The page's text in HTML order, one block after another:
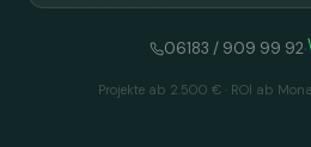
06183 / 909 99 92·
Projekte ab 2.500 € · ROI ab